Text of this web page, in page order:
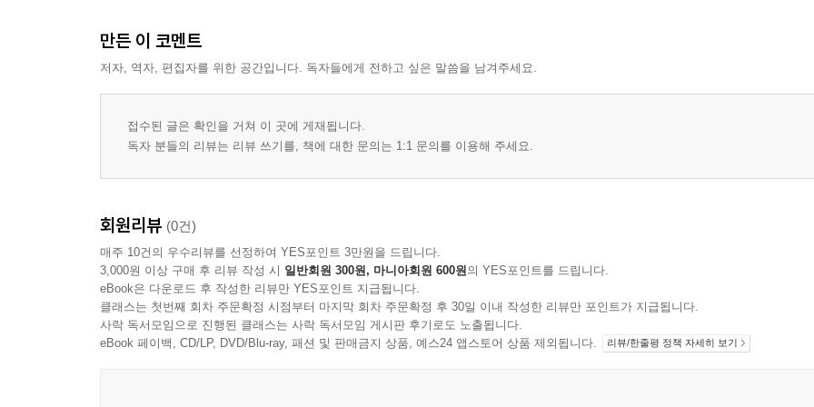
만든 이 코멘트
저자, 역자, 편집자를 위한 공간입니다. 독자들에게 전하고 싶은 말씀을 남겨주세요.
접수된 글은 확인을 거쳐 이 곳에 게재됩니다.
독자 분들의 리뷰는 리뷰 쓰기를, 책에 대한 문의는 1:1 문의를 이용해 주세요.
회원리뷰 (0건)
매주 10건의 우수리뷰를 선정하여 YES포인트 3만원을 드립니다.
3,000원 이상 구매 후 리뷰 작성 시 일반회원 300원, 마니아회원 600원의 YES포인트를 드립니다.
eBook은 다운로드 후 작성한 리뷰만 YES포인트 지급됩니다.
클래스는 첫번째 회차 주문확정 시점부터 마지막 회차 주문확정 후 30일 이내 작성한 리뷰만 포인트가 지급됩니다.
사락 독서모임으로 진행된 클래스는 사락 독서모임 게시판 후기로도 노출됩니다.
eBook 페이백, CD/LP, DVD/Blu-ray, 패션 및 판매금지 상품, 예스24 앱스토어 상품 제외됩니다.
리뷰/한줄평 정책 자세히 보기